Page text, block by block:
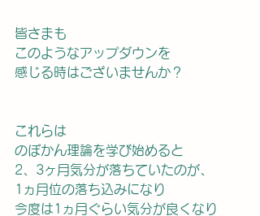
皆さまも
このようなアップダウンを
感じる時はございませんか？
これらは
のぼかん理論を学び始めると
2、3ヶ月気分が落ちていたのが、
1ヵ月位の落ち込みになり
今度は1ヵ月ぐらい気分が良くなり